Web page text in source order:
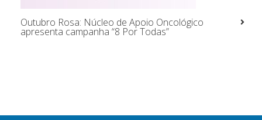
Outubro Rosa: Núcleo de Apoio Oncológico
apresenta campanha “8 Por Todas”